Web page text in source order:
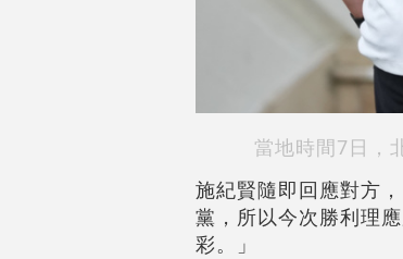
當地時間7日，
施紀賢隨即回應對方
黨，所以今次勝利理
彩。」